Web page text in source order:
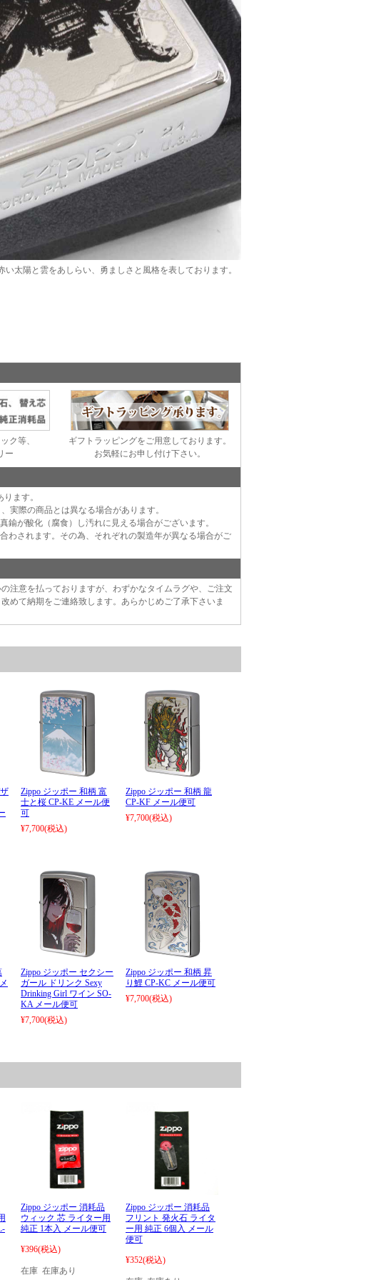
太陽と雲をあしらい、勇ましさと風格を表しております。
ク等、
ー
ギフトラッピングをご用意しております。
お気軽にお申し付け下さい。
ます。
実際の商品とは異なる場合があります。
が酸化（腐食）し汚れに見える場合がございます。
わされます。その為、それぞれの製造年が異なる場合がご
注意を払っておりますが、わずかなタイムラグや、ご注文
めて納期をご連絡致します。あらかじめご了承下さいま
Zippo ジッポー 和柄 富
士と桜 CP-KE メール便
可
¥7,700(税込)
Zippo ジッポー 和柄 龍
CP-KF メール便可
¥7,700(税込)
Zippo ジッポー セクシー
ガール ドリンク Sexy
Drinking Girl ワイン SO-
KA メール便可
¥7,700(税込)
Zippo ジッポー 和柄 昇
り鯉 CP-KC メール便可
¥7,700(税込)
Zippo ジッポー 消耗品
ウィック 芯 ライター用
純正 1本入 メール便可
¥396(税込)
在庫 在庫あり
Zippo ジッポー 消耗品
フリント 発火石 ライタ
ー用 純正 6個入 メール
便可
¥352(税込)